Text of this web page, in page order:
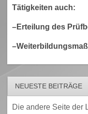
Tätigkeiten auch:
–Erteilung des
NEUESTE BEITRÄGE
Die andere Seite der